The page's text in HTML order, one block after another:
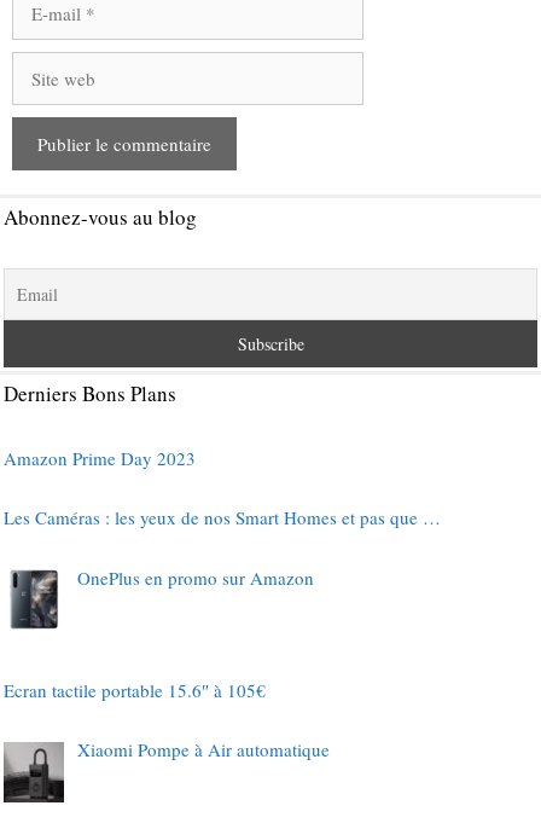
mail
web
Abonnez-vous au blog
Derniers Bons Plans
Amazon Prime Day 2023
Les Caméras : les yeux de nos Smart Homes et pas que …
OnePlus en promo sur Amazon
Ecran tactile portable 15.6″ à 105€
Xiaomi Pompe à Air automatique